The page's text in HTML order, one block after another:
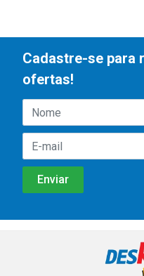
Cadastre-se para
ofertas!